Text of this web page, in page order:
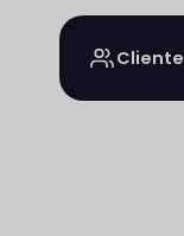
Cliente